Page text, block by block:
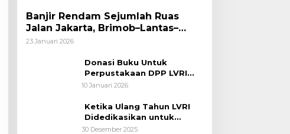
Banjir Rendam Sejumlah Ruas
Jalan Jakarta, Brimob–Lantas–
Polair PMJ Bergerak Cepat, Polri
23 Januari 2026
Donasi Buku Untuk
Perpustakaan DPP LVRI
Terus Mengalir
10 Januari 2026
Ketika Ulang Tahun LVRI
Didedikasikan untuk
Kemanusiaan
30 Desember 2025